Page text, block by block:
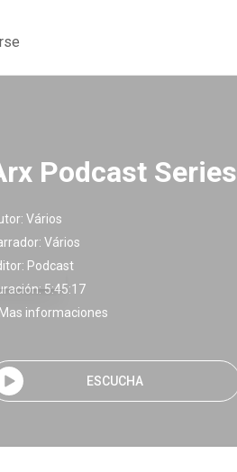
Podcast Series
Vários
Vários
Podcast
5:45:17
Mas informaciones
ESCUCHA